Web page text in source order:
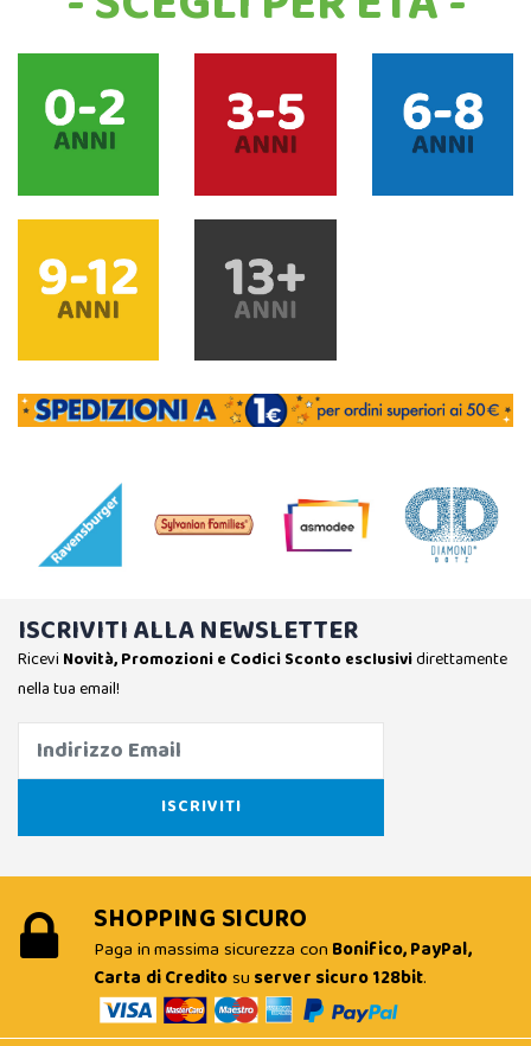
ISCRIVITI ALLA NEWSLETTER
Ricevi Novità, Promozioni e Codici Sconto esclusividirettamente
nella tua email!
SHOPPING SICURO
Paga in massima sicurezza con Bonifico, PayPal,
Carta di Creditosu server sicuro 128bit.